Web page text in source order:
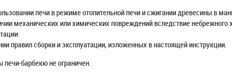
печи в режиме отопительной печи и сжигании древесины в
механических или химических повреждений вследствие небрежного
правил сборки и эксплуатации, изложенных в настоящей инструкции.
барбекю не ограничен.